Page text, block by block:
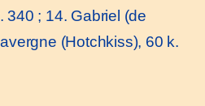
340 ; 14. Gabriel (de
(Hotchkiss), 60 k.